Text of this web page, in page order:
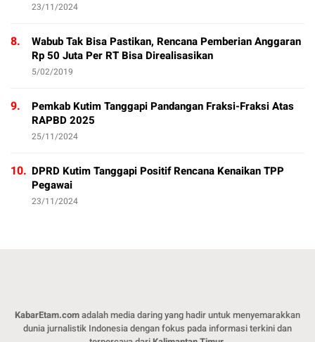
23/11/2024
8.
Wabub Tak Bisa Pastikan, Rencana Pemberian Anggaran
Rp 50 Juta Per RT Bisa Direalisasikan
5/02/2019
9.
Pemkab Kutim Tanggapi Pandangan Fraksi-Fraksi Atas
RAPBD 2025
25/11/2024
10. DPRD Kutim Tanggapi Positif Rencana Kenaikan TPP
Pegawai
23/11/2024
KabarEtam.comadalah media daring yang hadir untuk menyemarakkan
dunia jurnalistik Indonesia dengan fokus pada informasi terkini dan